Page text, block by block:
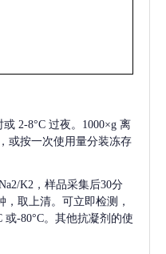
或 2-8°C 过夜。1000×g 离
或按一次使用量分装冻存
K2，样品采集后30分
，取上清。可立即检测，
-80°C。其他抗凝剂的使